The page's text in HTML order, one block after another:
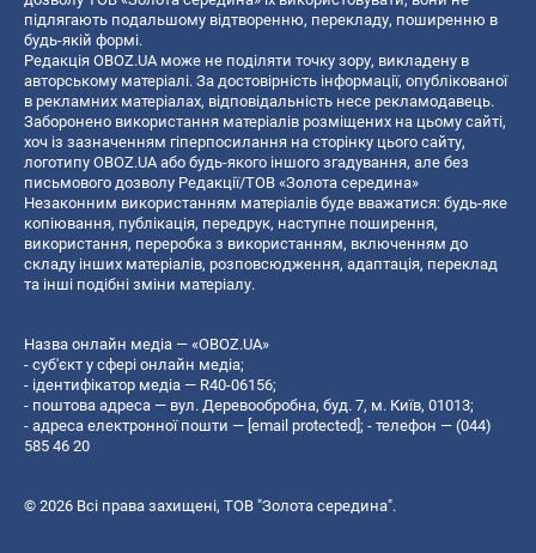
підлягають подальшому відтворенню, перекладу, поширенню в
будь-якій формі.
Редакція OBOZ.UA може не поділяти точку зору, викладену в
авторському матеріалі. За достовірність інформації, опублікованої
в рекламних матеріалах, відповідальність несе рекламодавець.
Заборонено використання матеріалів розміщених на цьому сайті,
хоч із зазначенням гіперпосилання на сторінку цього сайту,
логотипу OBOZ.UA або будь-якого іншого згадування, але без
письмового дозволу Редакції/ТОВ «Золота середина»
Незаконним використанням матеріалів буде вважатися: будь-яке
копiювання, публiкацiя, передрук, наступне поширення,
використання, переробка з використанням, включенням до
складу інших матеріалів, розповсюдження, адаптація, переклад
та інші подібні зміни матеріалу.
Назва онлайн медіа — «OBOZ.UA»
- суб'єкт у сфері онлайн медіа;
- ідентифікатор медіа — R40-06156;
- поштова адреса — вул. Деревообробна, буд. 7, м. Київ, 01013;
- адреса електронної пошти — [email protected]; - телефон — (044)
585 46 20
© 2026 Всі права захищені, ТОВ "Золота середина".